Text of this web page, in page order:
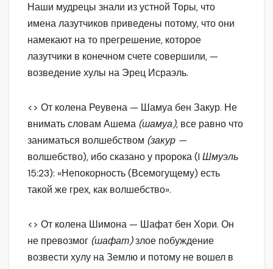
Наши мудрецы знали из устной Торы, что
имена лазутчиков приведены потому, что они
намекают на то прегрешение, которое
лазутчики в конечном счете совершили, —
возведение хулы на Эрец Исраэль.
<> От колена Реувена — Шамуа бен Закур. Не
внимать словам Ашема (шамуа), все равно что
заниматься волшебством (закур —
волшебство), ибо сказано у пророка (I Шмуэль
15:23): «Непокорность (Всемогущему) есть
такой же грех, как волшебство».
<> От колена Шимона — Шафат бен Хори. Он
не превозмог (шафат)злое побуждение
возвести хулу на Землю и потому не вошел в